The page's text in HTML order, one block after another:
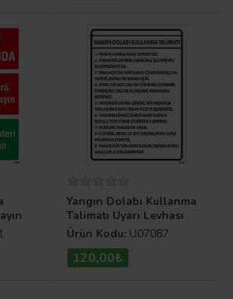
Yangın Dolabı Kullanma
Talimatı Uyarı Levhası
Ürün Kodu: U07087
120,00₺